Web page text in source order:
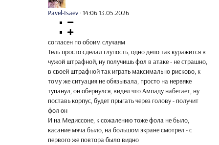
Pavel-Isaev ·14:06 13.05.2026
согласен по обоим случаям
Тель просто сделал глупость, одно дело так куражится в
чужой штрафной, ну получишь фол в атаке - не страшно,
в своей штрафной так играть максимально рисково, к
тому же ситуация не обязывала, просто на нервяке
тупанул, он обернулся, видел что Ампаду набегает, ну
поставь корпус, будет прыгать через голову - получит
фол он
И на Медиссоне, к сожалению тоже фола не было,
касание мяча было, на большом экране смотрел - с
первого же повтора было видно